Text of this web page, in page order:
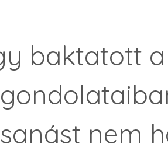
baktatott
nem